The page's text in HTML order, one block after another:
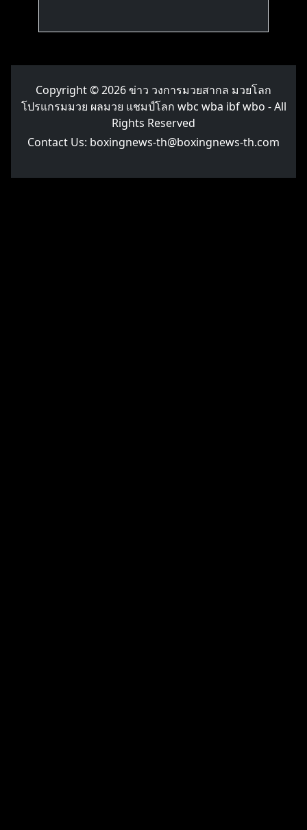
Copyright © 2026ข่าว วงการมวยสากล มวยโลก
โปรแกรมมวย ผลมวย แชมป์โลก wbc wba ibf wbo - All
Rights Reserved
Contact Us: boxingnews-th@boxingnews-th.com